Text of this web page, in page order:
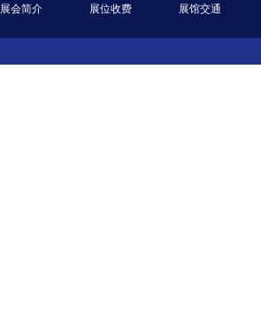
展会简介
展位收费
展馆交通